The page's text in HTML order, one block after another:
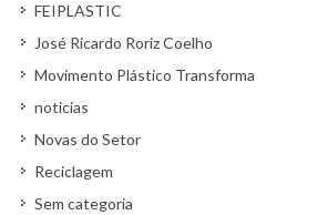
FEIPLASTIC
José Ricardo Roriz Coelho
Movimento Plástico Transforma
noticias
Novas do Setor
Reciclagem
Sem categoria